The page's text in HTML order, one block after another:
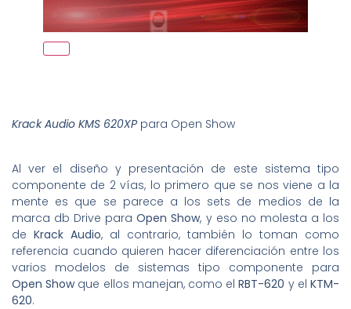
Krack Audio KMS 620XPpara Open Show
Al ver el diseño y presentación de este sistema tipo
componente de 2 vías, lo primero que se nos viene a la
mente es que se parece a los sets de medios de la
marca db Drive paraOpen Show, y eso no molesta a los
de Krack Audio, al contrario, también lo toman como
referencia cuando quieren hacer diferenciación entre los
varios modelos de sistemas tipo componente para
Open Showque ellos manejan, como elRBT-620 y elKTM-
620.